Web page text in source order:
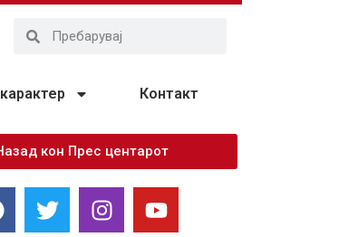
Контакт
кон Прес центарот